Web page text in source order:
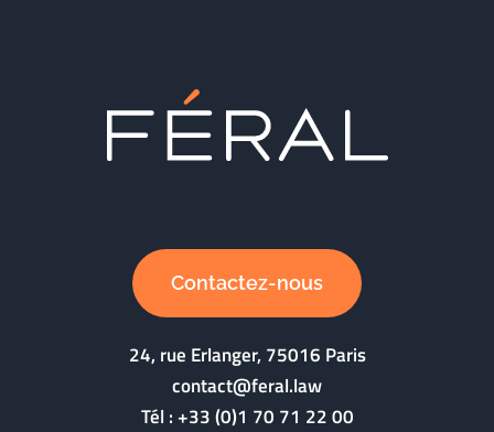
Contactez-nous
24, rue Erlanger, 75016 Paris
contact@feral.law
Tél :+33 (0)1 70 71 22 00